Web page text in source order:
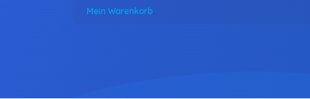
Mein Warenkorb